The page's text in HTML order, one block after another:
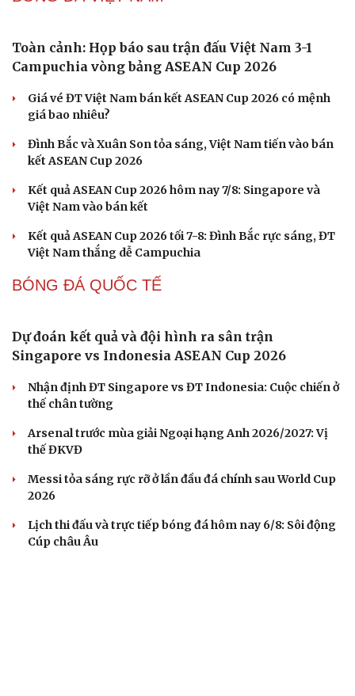
Toàn cảnh: Họp báo sau trận đấu Việt Nam 3-1
Campuchia vòng bảng ASEAN Cup 2026
giá bao nhiêu?
kết ASEAN Cup 2026
Kết quả ASEAN Cup 2026 hôm nay 7/8: Singapore và
Kết quả ASEAN Cup 2026 tối 7-8: Đình Bắc rực sáng, ĐT
BÓNG ĐÁ QUỐC TẾ
Singapore vs Indonesia ASEAN Cup 2026